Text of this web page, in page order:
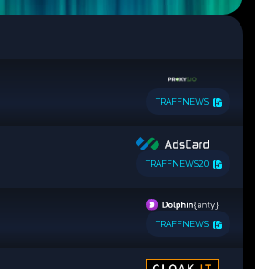
TRAFFNEWS
TRAFFNEWS20
TRAFFNEWS